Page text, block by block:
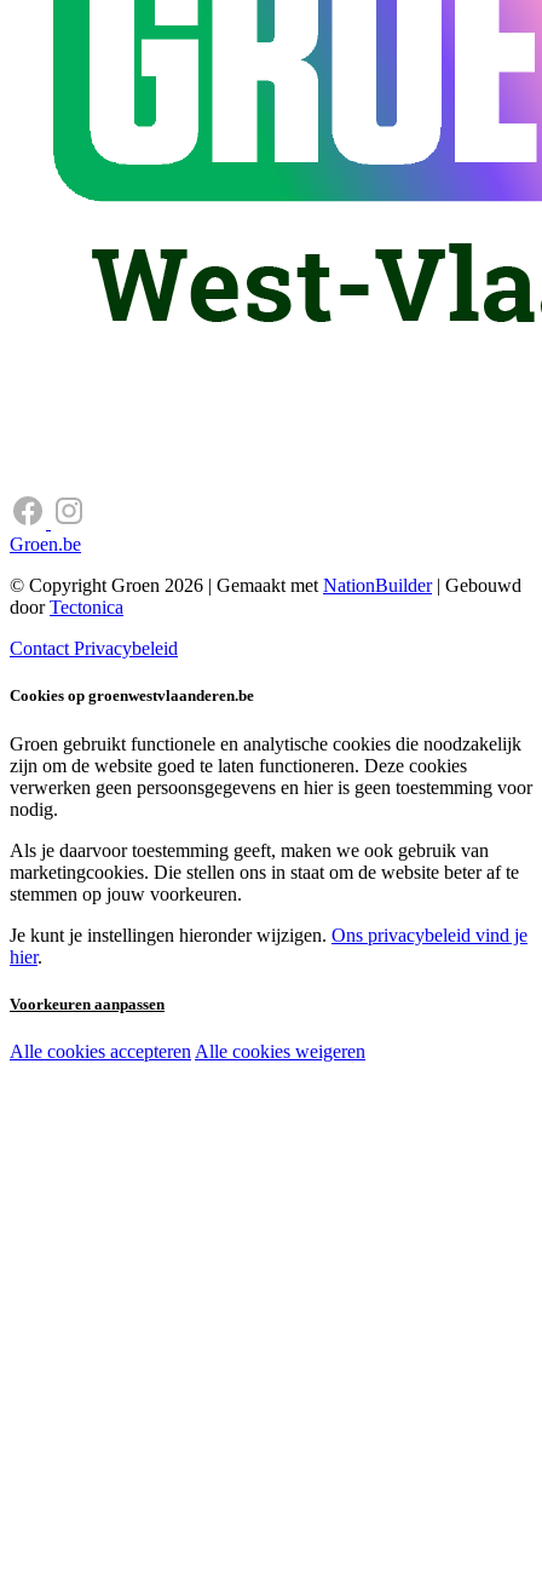
Groen.be
© Copyright Groen 2026 | Gemaakt met NationBuilder| Gebouwd
doorTectonica
Contact Privacybeleid
Cookies op groenwestvlaanderen.be
Groen gebruikt functionele en analytische cookies die noodzakelijk
zijn om de website goed te laten functioneren. Deze cookies
verwerken geen persoonsgegevens en hier is geen toestemming voor
nodig.
Als je daarvoor toestemming geeft, maken we ook gebruik van
marketingcookies. Die stellen ons in staat om de website beter af te
stemmen op jouw voorkeuren.
Je kunt je instellingen hieronder wijzigen. Ons privacybeleid vind je
hier.
Voorkeuren aanpassen
Noodzakelijke cookies:
Alle cookies accepteren Alle cookies weigeren